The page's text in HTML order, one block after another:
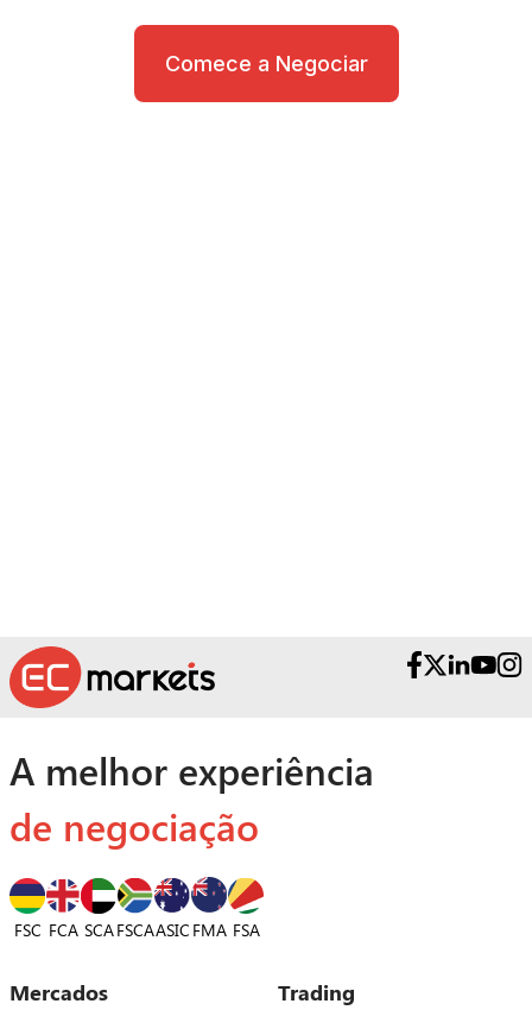
Comece a Negociar
A melhor experiência
de negociação
FSC FCA SCAFSCAASIC FMA FSA
Mercados Trading